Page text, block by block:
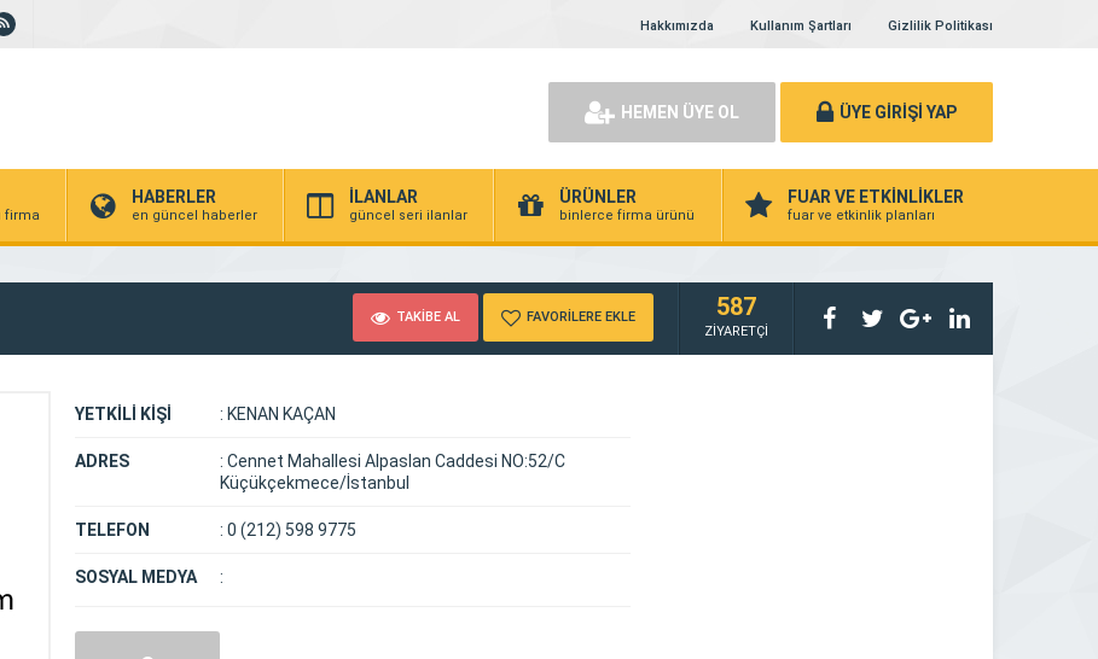
Hakkımızda Kullanım Şartları Gizlilik Politikası
HEMEN ÜYE OL ÜYE GİRİŞİ YAP
firma
HABERLER
en güncel haberler
İLANLAR
güncel seri ilanlar
ÜRÜNLER
binlerce firma ürünü
FUAR VE ETKİNLİKLER
fuar ve etkinlik planları
TAKİBE AL FAVORİLERE EKLE 587
ZİYARETÇİ
YETKİLİ KİŞİ : KENAN KAÇAN
ADRES : Cennet Mahallesi Alpaslan Caddesi NO:52/C
Küçükçekmece/İstanbul
TELEFON : 0 (212) 598 9775
SOSYAL MEDYA :